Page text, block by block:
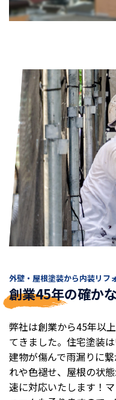
外壁・屋根塗装から内装リフ
創業45年の確か
弊社は創業から45年以
てきました。住宅塗装
建物が傷んで雨漏りに
れや色褪せ、屋根の状
速に対応いたします！